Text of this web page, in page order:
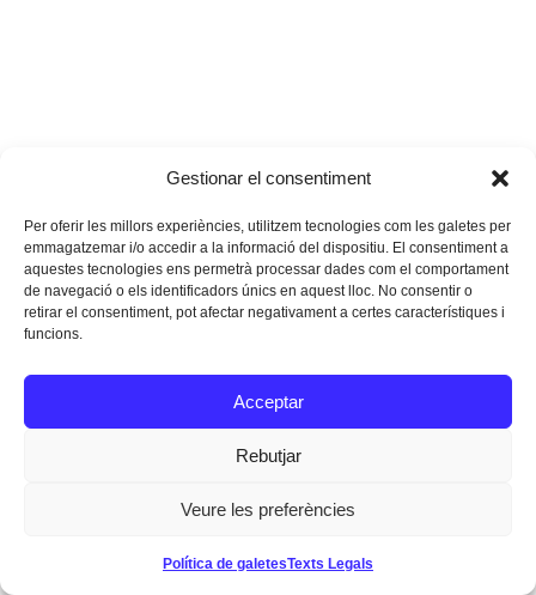
Gestionar el consentiment
Per oferir les millors experiències, utilitzem tecnologies com les galetes per
emmagatzemar i/o accedir a la informació del dispositiu. El consentiment a
aquestes tecnologies ens permetrà processar dades com el comportament
de navegació o els identificadors únics en aquest lloc. No consentir o
retirar el consentiment, pot afectar negativament a certes característiques i
funcions.
Acceptar
Rebutjar
Veure les preferències
Política de galetesTexts Legals